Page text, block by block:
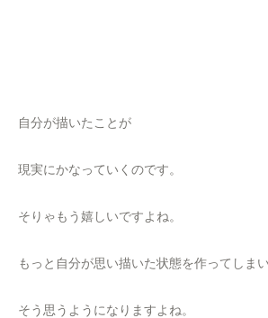
自分が描いたことが
現実にかなっていくのです。
そりゃもう嬉しいですよね。
もっと自分が思い描いた状態を作ってしまい
そう思うようになりますよね。